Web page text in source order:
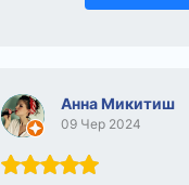
Анна Микитиш
09 Чер 2024